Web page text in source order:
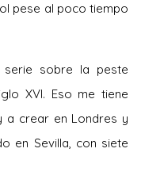
pese al poco tiempo
serie sobre la peste
XVI. Eso me tiene
a crear en Londres y
en Sevilla, con siete